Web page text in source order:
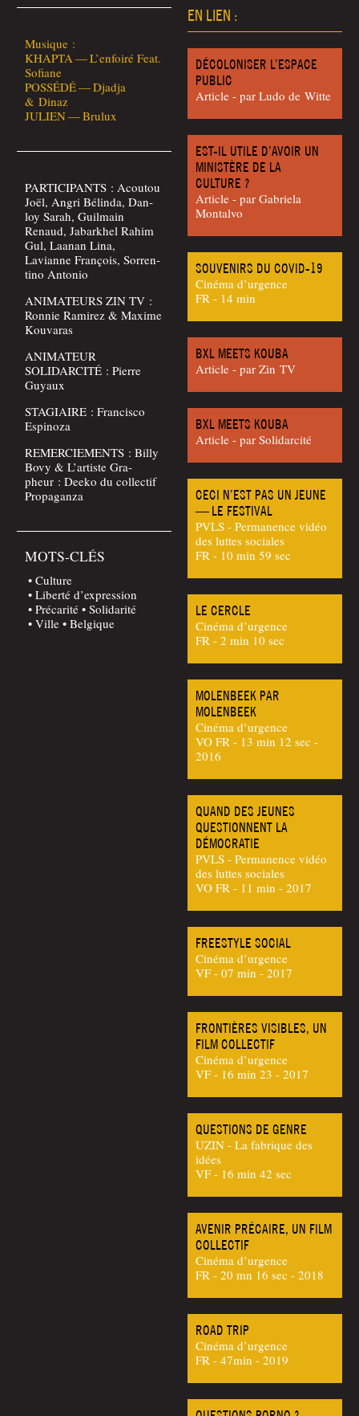
Musique :
KHAPTA — L’enfoiré Feat.
Sofiane
POSSÉDÉ — Djad­ja
& Dinaz
JULIEN — Brulux
PARTICIPANTS : Acou­tou
Joël, Angri Bélin­da, Dan­
loy Sarah, Guil­main
Renaud, Jabar­khel Rahim
Gul, Laa­nan Lina,
Lavianne Fran­çois, Sor­ren­
ti­no Antonio
ANIMATEURS ZIN TV :
Ron­nie Rami­rez & Maxime
Kouvaras
ANIMATEUR
SOLIDARCITÉ : Pierre
Guyaux
STAGIAIRE : Fran­cis­co
Espinoza
REMERCIEMENTS : Billy
Bovy & L’ar­tiste Gra­
pheur : Dee­ko du col­lec­tif
Propaganza
MOTS-CLÉS
Culture
Liberté d’expression
Précarité
Solidarité
Ville
Belgique
EN LIEN :
DÉCOLONISER L’ESPACE
PUBLIC
Article - par Ludo de Witte
EST-IL UTILE D’AVOIR UN
MINISTÈRE DE LA
CULTURE ?
Article - par Gabrie­la
Montalvo
SOUVENIRS DU COVID-19
Cinéma d’urgence
FR - 14 min
BXL MEETS KOUBA
Article - par Zin TV
BXL MEETS KOUBA
Article - par Soli­dar­ci­té
CECI N’EST PAS UN JEUNE
— LE FESTIVAL
PVLS - Permanence vidéo
des luttes sociales
FR - 10 min 59 sec
LE CERCLE
Cinéma d’urgence
FR - 2 min 10 sec
MOLENBEEK PAR
MOLENBEEK
Cinéma d’urgence
VO FR - 13 min 12 sec -
2016
QUAND DES JEUNES
QUESTIONNENT LA
DÉMOCRATIE
PVLS - Permanence vidéo
des luttes sociales
VO FR - 11 min - 2017
FREESTYLE SOCIAL
Cinéma d’urgence
VF - 07 min - 2017
FRONTIÈRES VISIBLES, UN
FILM COLLECTIF
Cinéma d’urgence
VF - 16 min 23 - 2017
QUESTIONS DE GENRE
UZIN - La fabrique des
idées
VF - 16 min 42 sec
AVENIR PRÉCAIRE, UN FILM
COLLECTIF
Cinéma d’urgence
FR - 20 mn 16 sec - 2018
ROAD TRIP
Cinéma d’urgence
FR - 47min - 2019